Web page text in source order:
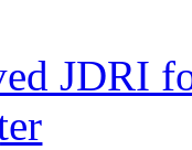
JDRI